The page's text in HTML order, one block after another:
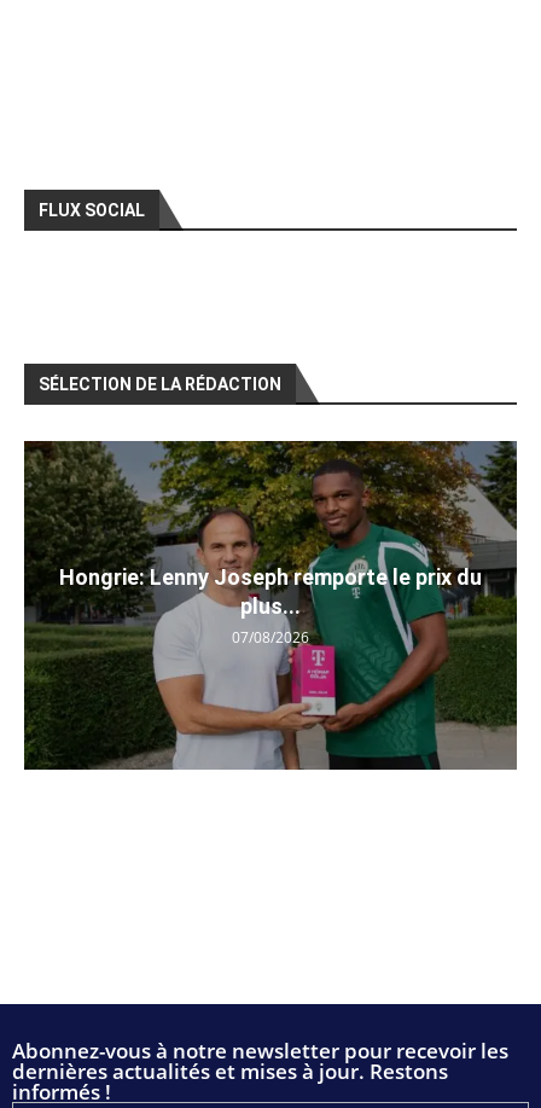
FLUX SOCIAL
SÉLECTION DE LA RÉDACTION
Hongrie: Lenny Joseph remporte le prix du
plus...
07/08/2026
Abonnez-vous à notre newsletter pour recevoir les
dernières actualités et mises à jour. Restons
informés !